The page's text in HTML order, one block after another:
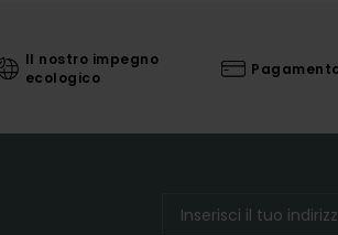
Il nostro impegno
ecologico